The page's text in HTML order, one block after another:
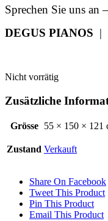
Sprechen Sie uns an
DEGUS PIANOS |
Nicht vorrätig
Zusätzliche
Grösse 55 × 150 × 121
Zustand Verkauft
Share On Facebook
Tweet This Product
Pin This Product
Email This Product